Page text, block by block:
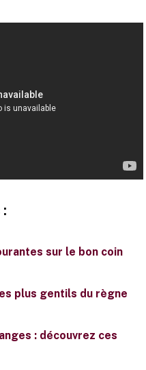
sur le bon coin
plus gentils du règne
: découvrez ces